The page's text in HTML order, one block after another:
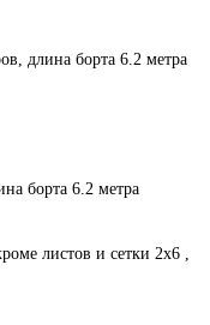
длина борта 6.2 метра
борта 6.2 метра
листов и сетки 2х6 ,